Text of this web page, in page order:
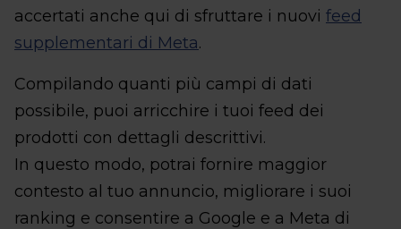
accertati anche qui di sfruttare i nuovi feed
supplementari di Meta.
Compilando quanti più campi di dati
possibile, puoi arricchire i tuoi feed dei
prodotti con dettagli descrittivi.
In questo modo, potrai fornire maggior
contesto al tuo annuncio, migliorare i suoi
ranking e consentire a Google e a Meta di